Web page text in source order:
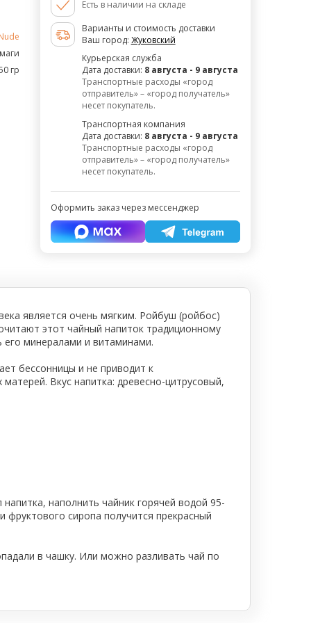
гр
Есть в наличии на складе
Варианты и стоимость доставки
Ваш город: Жуковский
Курьерская служба
Дата доставки: 8 августа - 9 августа
Транспортные расходы «город
отправитель» – «город получатель»
несет покупатель.
Транспортная компания
Дата доставки: 8 августа - 9 августа
Транспортные расходы «город
отправитель» – «город получатель»
несет покупатель.
Оформить заказ через мессенджер
является очень мягким. Ройбуш (ройбос)
этот чайный напиток традиционному
минералами и витаминами.
бессонницы и не приводит к
Вкус напитка: древесно-цитрусовый,
наполнить чайник горячей водой 95-
сиропа получится прекрасный
в чашку. Или можно разливать чай по